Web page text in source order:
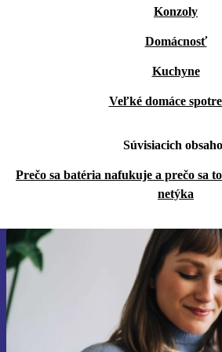
Konzoly
Domácnosť
Kuchyne
Veľké domáce
Súvisiacich
Prečo sa batéria nafukuje a prečo sa
netýka
Prihláste sa prvýkrát
Už nikdy nezmeškajte